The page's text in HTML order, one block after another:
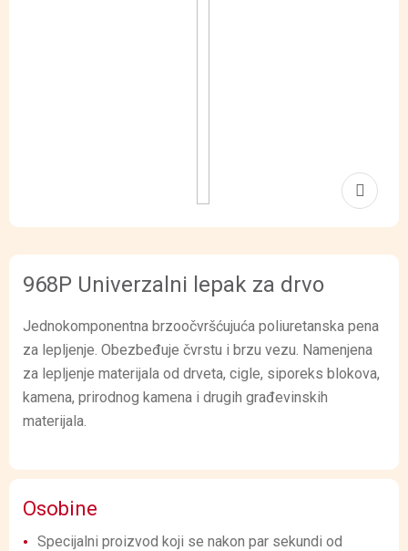
968P Univerzalni lepak za drvo
Jednokomponentna brzoočvršćujuća poliuretanska pena
za lepljenje. Obezbeđuje čvrstu i brzu vezu. Namenjena
za lepljenje materijala od drveta, cigle, siporeks blokova,
kamena, prirodnog kamena i drugih građevinskih
materijala.
Osobine
Specijalni proizvod koji se nakon par sekundi od